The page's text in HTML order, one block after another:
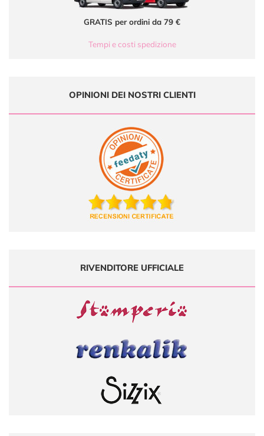
GRATIS per ordini da 79 €
Tempi e costi spedizione
OPINIONI DEI NOSTRI CLIENTI
RIVENDITORE UFFICIALE